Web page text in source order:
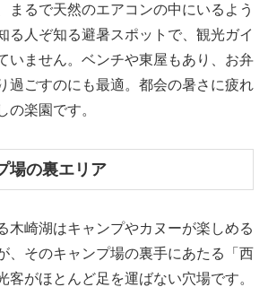
まるで天然のエアコンの中にいるよう
る人ぞ知る避暑スポットで、観光ガイ
いません。ベンチや東屋もあり、お弁
過ごすのにも最適。都会の暑さに疲れ
の楽園です。
場の裏エリア
木崎湖はキャンプやカヌーが楽しめる
、そのキャンプ場の裏手にあたる「西
客がほとんど足を運ばない穴場です。